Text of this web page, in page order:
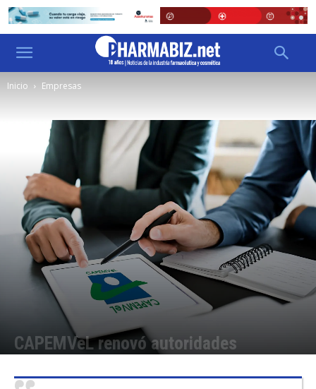
Inicio Empresas
CAPEMVeL renovó autoridades